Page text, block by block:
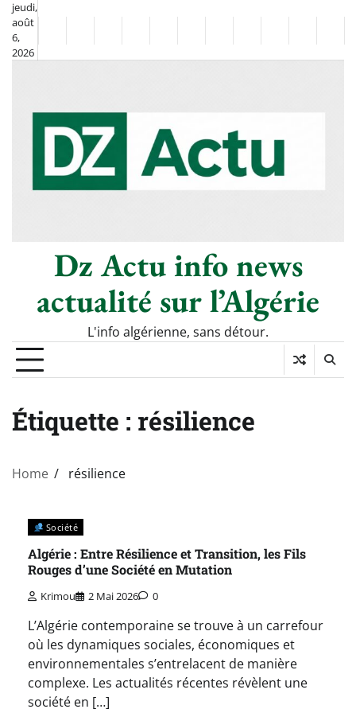
Skip
content
jeudi,
août
6,
2026
FlashSportclasséDiasporaChronique
–
Le
Thé
SociétéCultureMondeÉconomie
Tech
Dz Actu info news
actualité sur l’Algérie
L'info algérienne, sans détour.
Étiquette : résilience
Home résilience
Société
Algérie : Entre Résilience et Transition, les Fils
Rouges d’une Société en Mutation
Krimou 2 Mai 2026 0
L’Algérie contemporaine se trouve à un carrefour
où les dynamiques sociales, économiques et
environnementales s’entrelacent de manière
complexe. Les actualités récentes révèlent une
société en […]